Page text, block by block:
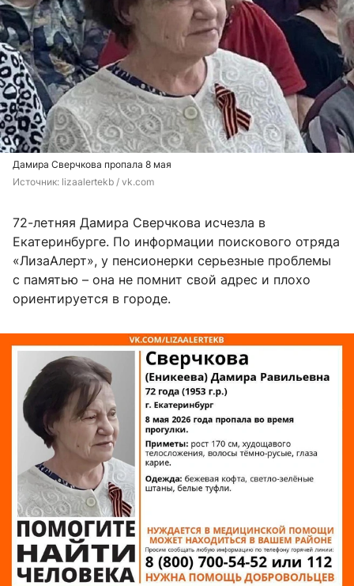
Дамира Сверчкова пропала 8 мая
Источник: lizaalertekb / vk.com
72-летняя Дамира Сверчкова исчезла в
Екатеринбурге. По информации поискового отряда
«ЛизаАлерт», у пенсионерки серьезные проблемы
с памятью – она не помнит свой адрес и плохо
ориентируется в городе.